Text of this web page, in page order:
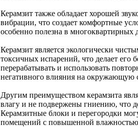
Керамзит также обладает хорошей
вибрации, что создает комфортные
особенно полезна в многоквартирных
Керамзит является экологически
токсичных испарений, что делает
перерабатывать и использовать
негативного влияния на окружающую
Другим преимуществом керамзита
влагу и не подвержены гниению, что
Керамзитные блоки и перегородки
помещений с повышенной влажностью